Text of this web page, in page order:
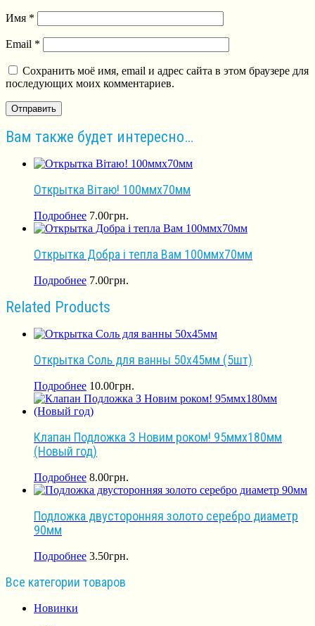
Имя *
Email *
Сохранить моё имя, email и адрес сайта в этом браузере для
последующих моих комментариев.
Вам также будет интересно…
Открытка Вітаю! 100ммх70мм
Подробнее 7.00грн.
Открытка Добра і тепла Вам 100ммх70мм
Подробнее 7.00грн.
Related Products
Открытка Соль для ванны 50х45мм (5шт)
Подробнее 10.00грн.
Клапан Подложка З Новим роком! 95ммх180мм
(Новый год)
Подробнее 8.00грн.
Подложка двусторонняя золото серебро диаметр
90мм
Подробнее 3.50грн.
Все категории товаров
Новинки